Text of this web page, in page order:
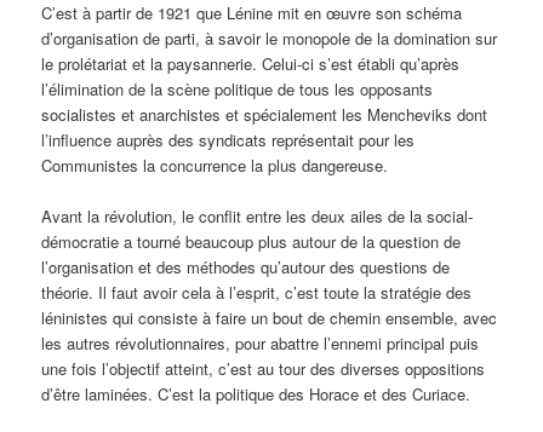
C’est à partir de 1921 que Lénine mit en œuvre son schéma
d’organisation de parti, à savoir le monopole de la domination sur
le prolétariat et la paysannerie. Celui-ci s’est établi qu’après
l’élimination de la scène politique de tous les opposants
socialistes et anarchistes et spécialement les Mencheviks dont
l’influence auprès des syndicats représentait pour les
Communistes la concurrence la plus dangereuse.
Avant la révolution, le conflit entre les deux ailes de la social-
démocratie a tourné beaucoup plus autour de la question de
l’organisation et des méthodes qu’autour des questions de
théorie. Il faut avoir cela à l’esprit, c’est toute la stratégie des
léninistes qui consiste à faire un bout de chemin ensemble, avec
les autres révolutionnaires, pour abattre l’ennemi principal puis
une fois l’objectif atteint, c’est au tour des diverses oppositions
d’être laminées. C’est la politique des Horace et des Curiace.